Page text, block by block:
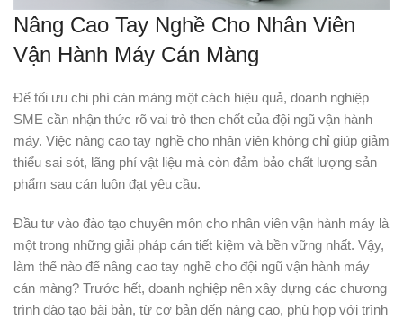
Nâng Cao Tay Nghề Cho Nhân Viên
Vận Hành Máy Cán Màng
Để tối ưu chi phí cán màng một cách hiệu quả, doanh nghiệp
SME cần nhận thức rõ vai trò then chốt của đội ngũ vận hành
máy. Việc nâng cao tay nghề cho nhân viên không chỉ giúp giảm
thiểu sai sót, lãng phí vật liệu mà còn đảm bảo chất lượng sản
phẩm sau cán luôn đạt yêu cầu.
Đầu tư vào đào tạo chuyên môn cho nhân viên vận hành máy là
một trong những giải pháp cán tiết kiệm và bền vững nhất. Vậy,
làm thế nào để nâng cao tay nghề cho đội ngũ vận hành máy
cán màng? Trước hết, doanh nghiệp nên xây dựng các chương
trình đào tạo bài bản, từ cơ bản đến nâng cao, phù hợp với trình